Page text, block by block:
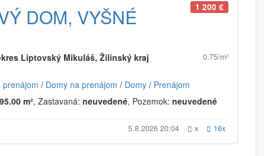
DOM, VYŠNÉ 1 200 €
Liptovský Mikuláš, Žilinský kraj
0.75/m²
prenájom / Domy na prenájom / Domy / Prenájom
m², Zastavaná:neuvedené, Pozemok:neuvedené
5.8.2026 20:04 x 16x